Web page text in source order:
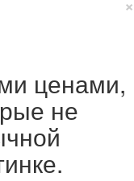
ценами,
не